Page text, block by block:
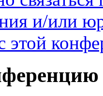
и/или
этой